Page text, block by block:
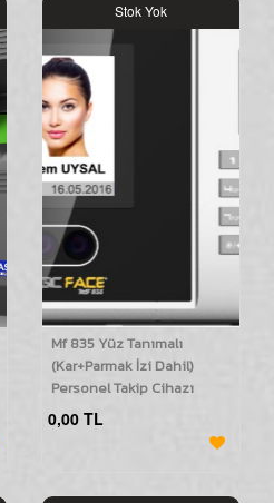
Stok Yok
Mf 835 Yüz Tanımalı
(Kar+Parmak İzi Dahil)
Personel Takip Cihazı
0,00 TL